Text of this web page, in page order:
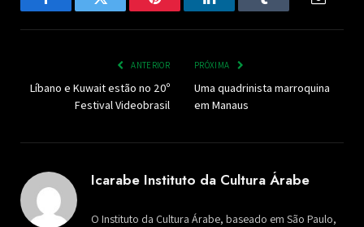
FacebookTwitter Pinterest LinkedInTumblr Email
ANTERIOR
Líbano e Kuwait estão no 20º
Festival Videobrasil
PRÓXIMA
Uma quadrinista marroquina
em Manaus
Icarabe Instituto da Cultura Árabe
O Instituto da Cultura Árabe, baseado em São Paulo,